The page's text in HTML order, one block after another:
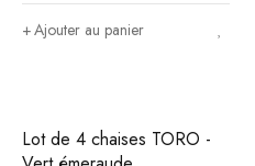
Ajouter au panier
Lot de 4 chaises TORO -